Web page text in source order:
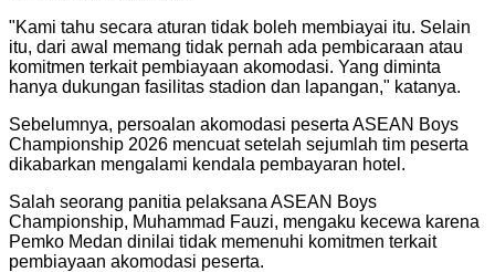
"Kami tahu secara aturan tidak boleh membiayai itu. Selain
itu, dari awal memang tidak pernah ada pembicaraan atau
komitmen terkait pembiayaan akomodasi. Yang diminta
hanya dukungan fasilitas stadion dan lapangan," katanya.
Sebelumnya, persoalan akomodasi peserta ASEAN Boys
Championship 2026 mencuat setelah sejumlah tim peserta
dikabarkan mengalami kendala pembayaran hotel.
Salah seorang panitia pelaksana ASEAN Boys
Championship, Muhammad Fauzi, mengaku kecewa karena
Pemko Medan dinilai tidak memenuhi komitmen terkait
pembiayaan akomodasi peserta.